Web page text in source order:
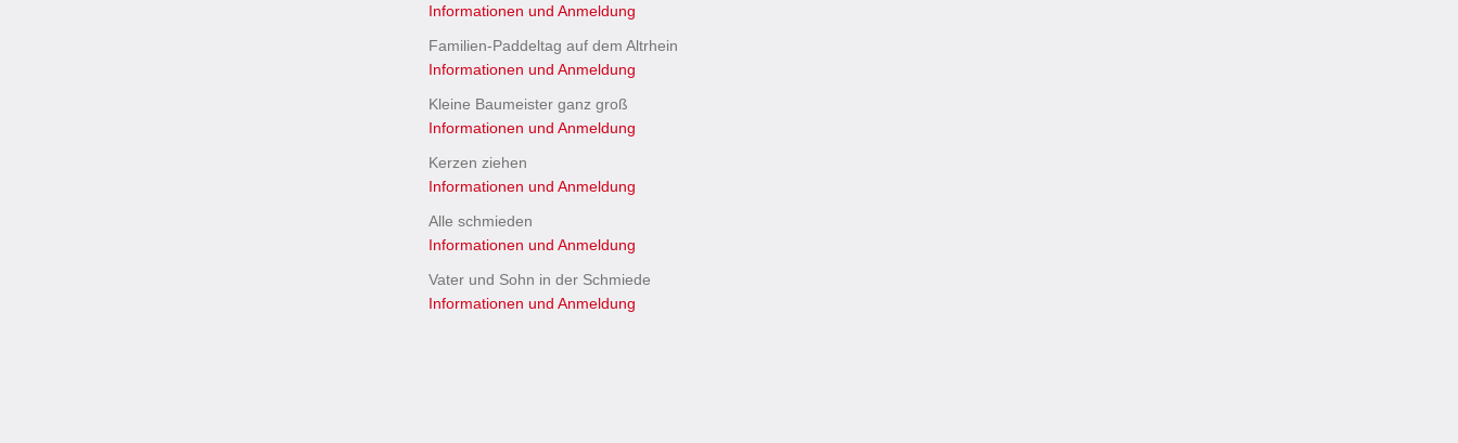
Informationen und Anmeldung
Familien-Paddeltag auf dem Altrhein
Informationen und Anmeldung
Kleine Baumeister ganz groß
Informationen und Anmeldung
Kerzen ziehen
Informationen und Anmeldung
Alle schmieden
Informationen und Anmeldung
Vater und Sohn in der Schmiede
Informationen und Anmeldung